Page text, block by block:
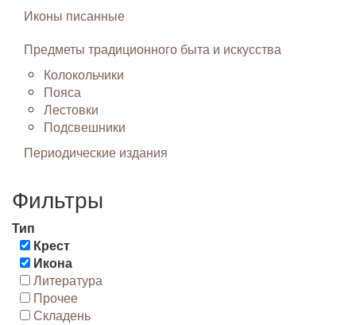
Иконы писанные
Предметы традиционного быта и искусства
Колокольчики
Пояса
Лестовки
Подсвешники
Периодические издания
Фильтры
Тип
Крест
Икона
Литература
Прочее
Складень